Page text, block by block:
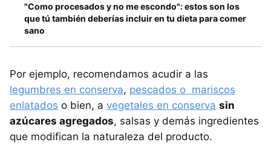
"Como procesados y no me escondo": estos son los
que tú también deberías incluir en tu dieta para comer
sano
Por ejemplo, recomendamos acudir a las
legumbres en conserva, pescados o mariscos
enlatados o bien, a vegetales en conserva sin
azúcares agregados, salsas y demás ingredientes
que modifican la naturaleza del producto.